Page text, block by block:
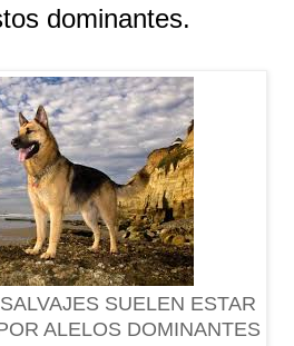
dominantes.
SUELEN ESTAR
ALELOS DOMINANTES